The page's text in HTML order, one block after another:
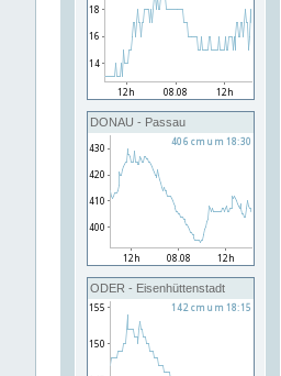
DONAU - Passau
ODER - Eisenhüttenstadt